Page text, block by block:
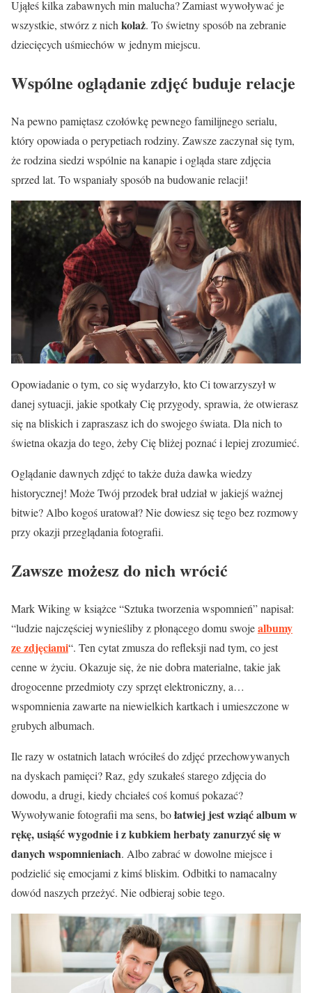
Ująłeś kilka zabawnych min malucha? Zamiast wywoływać je
wszystkie, stwórz z nich kolaż. To świetny sposób na zebranie
dziecięcych uśmiechów w jednym miejscu.
Wspólne oglądanie zdjęć buduje relacje
Na pewno pamiętasz czołówkę pewnego familijnego serialu,
który opowiada o perypetiach rodziny. Zawsze zaczynał się tym,
że rodzina siedzi wspólnie na kanapie i ogląda stare zdjęcia
sprzed lat. To wspaniały sposób na budowanie relacji!
Opowiadanie o tym, co się wydarzyło, kto Ci towarzyszył w
danej sytuacji, jakie spotkały Cię przygody, sprawia, że otwierasz
się na bliskich i zapraszasz ich do swojego świata. Dla nich to
świetna okazja do tego, żeby Cię bliżej poznać i lepiej zrozumieć.
Oglądanie dawnych zdjęć to także duża dawka wiedzy
historycznej! Może Twój przodek brał udział w jakiejś ważnej
bitwie? Albo kogoś uratował? Nie dowiesz się tego bez rozmowy
przy okazji przeglądania fotografii.
Zawsze możesz do nich wrócić
Mark Wiking w książce “Sztuka tworzenia wspomnień” napisał:
“ludzie najczęściej wynieśliby z płonącego domu swojealbumy
ze zdjęciami“. Ten cytat zmusza do refleksji nad tym, co jest
cenne w życiu. Okazuje się, że nie dobra materialne, takie jak
drogocenne przedmioty czy sprzęt elektroniczny, a…
wspomnienia zawarte na niewielkich kartkach i umieszczone w
grubych albumach.
Ile razy w ostatnich latach wróciłeś do zdjęć przechowywanych
na dyskach pamięci? Raz, gdy szukałeś starego zdjęcia do
dowodu, a drugi, kiedy chciałeś coś komuś pokazać?
Wywoływanie fotografii ma sens, bołatwiej jest wziąć album w
rękę, usiąść wygodnie i z kubkiem herbaty zanurzyć się w
danych wspomnieniach. Albo zabrać w dowolne miejsce i
podzielić się emocjami z kimś bliskim. Odbitki to namacalny
dowód naszych przeżyć. Nie odbieraj sobie tego.